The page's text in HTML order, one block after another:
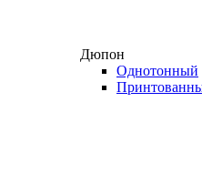
Дюпон
Однотонный